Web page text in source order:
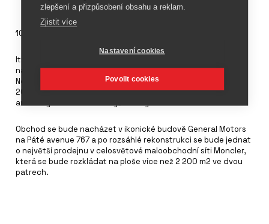
10. února 2025
Italská značka sportovního oblečení
nájemní smlouvy na nový vlajkový obchod na Páté avenue v
New Yorku, jehož otevření je naplánováno na začátek roku
2026. Tento krok podtrhuje snahy značky dostat se na
americký trh a zároveň zvýšit své globální vnímání.
Obchod se bude nacházet v ikonické budově General Motors
na Páté avenue 767 a po rozsáhlé rekonstrukci se bude jednat
o největší prodejnu v celosvětové maloobchodní síti Moncler,
která se bude rozkládat na ploše více než 2 200 m2 ve dvou
patrech.
zlepšení a přizpůsobení obsahu a reklam.
Zjistit více
Nastavení cookies
Povolit cookies